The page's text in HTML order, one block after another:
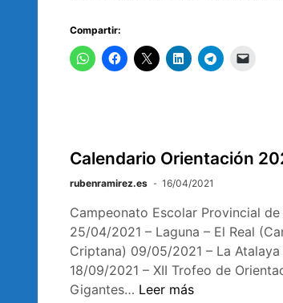
Compartir:
Calendario Orientación
rubenramirez.es 16/04/2021
Campeonato Escolar Provincial de
25/04/2021 – Laguna – El Real
Criptana) 09/05/2021 – La Atalaya
18/09/2021 – XII Trofeo de
Gigantes… Calendario
Leer más